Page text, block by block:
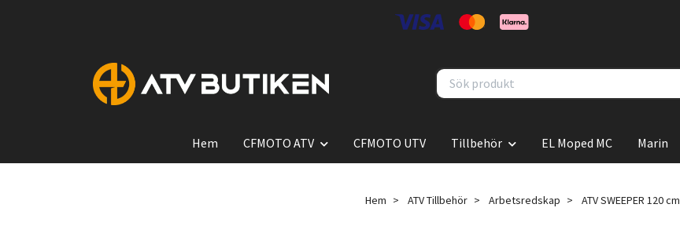
Hem CFMOTO ATV CFMOTO UTV Tillbehör EL Moped MC Marin
Hem ATV Tillbehör Arbetsredskap ATV SWEEPER 120 cm